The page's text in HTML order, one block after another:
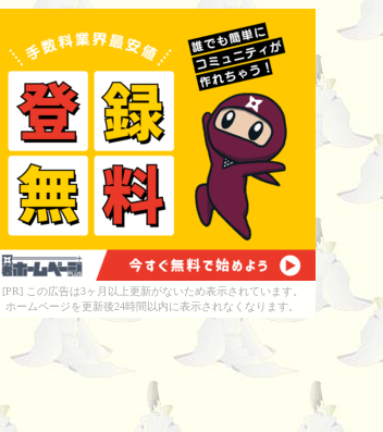
[PR] この広告は3ヶ月以上更新がないため表示されています。
ホームページを更新後24時間以内に表示されなくなります。